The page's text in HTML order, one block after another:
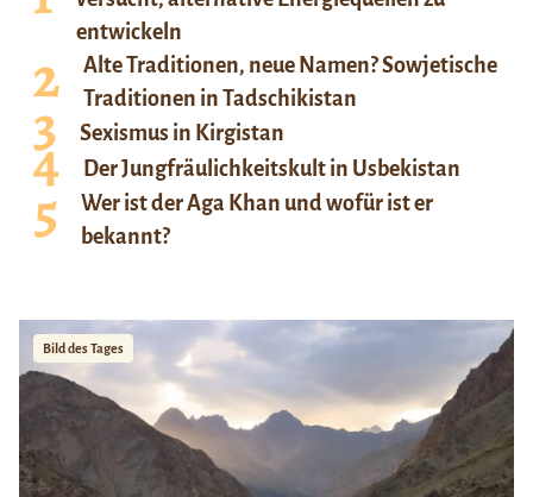
entwickeln
Alte Traditionen, neue Namen? Sowjetische
Traditionen in Tadschikistan
Sexismus in Kirgistan
Der Jungfräulichkeitskult in Usbekistan
Wer ist der Aga Khan und wofür ist er
bekannt?
Bild des Tages